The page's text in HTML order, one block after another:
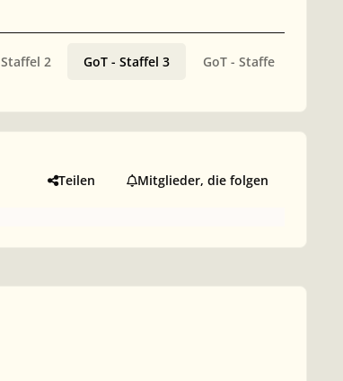
2 GoT - Staffel 3 GoT - Staffel 4
Teilen Mitglieder, die folgen